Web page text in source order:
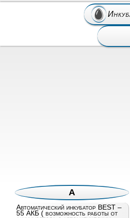
А
Автоматический инкубатор BEST –
55 АКБ ( возможность работы от